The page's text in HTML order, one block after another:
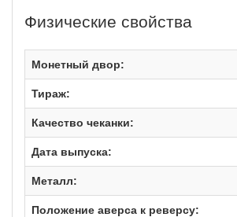
Физические свойства
Монетный двор:
Тираж:
Качество чеканки:
Дата выпуска:
Металл:
Положение аверса к реверсу: